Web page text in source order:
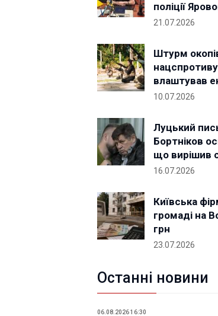
поліції
21.07.2026
Штурм
влаштував
10.07.2026
Луцький
Бортніков
що вирішив
16.07.2026
Київська
громаді на
грн
23.07.2026
Останні новини
06.08.2026 16:30